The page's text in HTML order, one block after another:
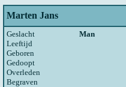
Marten Jans
Geslacht
Man
Leeftijd
Geboren
Gedoopt
Overleden
Begraven